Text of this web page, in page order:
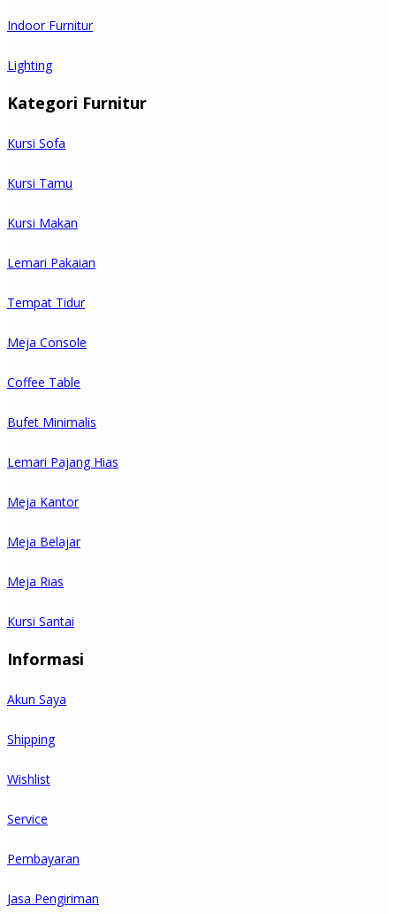
Indoor Furnitur
Lighting
Kategori Furnitur
Kursi Sofa
Kursi Tamu
Kursi Makan
Lemari Pakaian
Tempat Tidur
Meja Console
Coffee Table
Bufet Minimalis
Lemari Pajang Hias
Meja Kantor
Meja Belajar
Meja Rias
Kursi Santai
Informasi
Akun Saya
Shipping
Wishlist
Service
Pembayaran
Jasa Pengiriman